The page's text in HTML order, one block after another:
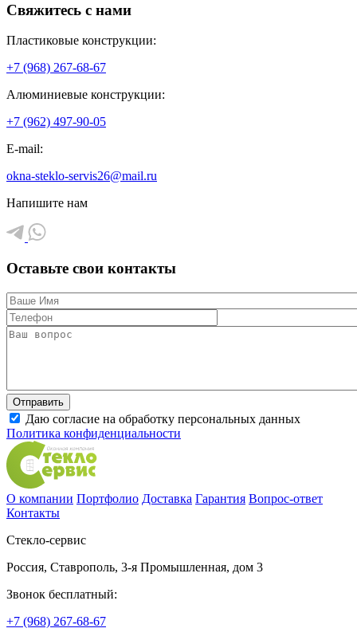
Свяжитесь с нами
Пластиковые конструкции:
+7 (968) 267-68-67
Алюминиевые конструкции:
+7 (962) 497-90-05
E-mail:
okna-steklo-servis26@mail.ru
Напишите нам
Оставьте свои контакты
Даю согласие на обработку персональных данных
Политика конфиденциальности
О компании Портфолио Доставка Гарантия Вопрос-ответ
Контакты
Стекло-сервис
Россия, Ставрополь, 3-я Промышленная, дом 3
Звонок бесплатный:
+7 (968) 267-68-67